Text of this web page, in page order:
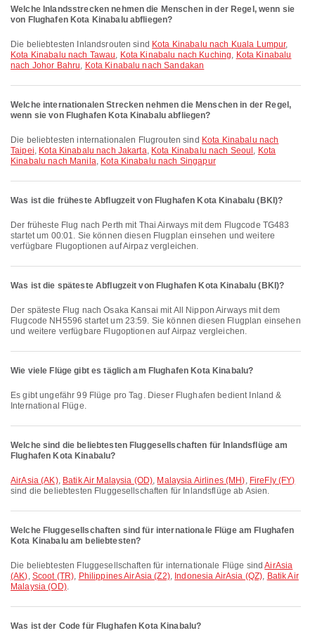
Welche Inlandsstrecken nehmen die Menschen in der Regel, wenn sie
von Flughafen Kota Kinabalu abfliegen?
Die beliebtesten Inlandsrouten sind Kota Kinabalu nach Kuala Lumpur,
Kota Kinabalu nach Tawau, Kota Kinabalu nach Kuching, Kota Kinabalu
nach Johor Bahru, Kota Kinabalu nach Sandakan
Welche internationalen Strecken nehmen die Menschen in der Regel,
wenn sie von Flughafen Kota Kinabalu abfliegen?
Die beliebtesten internationalen Flugrouten sind Kota Kinabalu nach
Taipei, Kota Kinabalu nach Jakarta, Kota Kinabalu nach Seoul , Kota
Kinabalu nach Manila, Kota Kinabalu nach Singapur
Was ist die früheste Abflugzeit von Flughafen Kota Kinabalu (BKI)?
Der früheste Flug nach Perth mit Thai Airways mit dem Flugcode TG483
startet um 00:01. Sie können diesen Flugplan einsehen und weitere
verfügbare Flugoptionen auf Airpaz vergleichen.
Was ist die späteste Abflugzeit von Flughafen Kota Kinabalu (BKI)?
Der späteste Flug nach Osaka Kansai mit All Nippon Airways mit dem
Flugcode NH5596 startet um 23:59. Sie können diesen Flugplan einsehen
und weitere verfügbare Flugoptionen auf Airpaz vergleichen.
Wie viele Flüge gibt es täglich am Flughafen Kota Kinabalu?
Es gibt ungefähr 99 Flüge pro Tag. Dieser Flughafen bedient Inland &
International Flüge.
Welche sind die beliebtesten Fluggesellschaften für Inlandsflüge am
Flughafen Kota Kinabalu?
AirAsia (AK), Batik Air Malaysia (OD), Malaysia Airlines (MH), FireFly (FY)
sind die beliebtesten Fluggesellschaften für Inlandsflüge ab Asien.
Welche Fluggesellschaften sind für internationale Flüge am Flughafen
Kota Kinabalu am beliebtesten?
Die beliebtesten Fluggesellschaften für internationale Flüge sindAirAsia
(AK), Scoot (TR), Philippines AirAsia (Z2), Indonesia AirAsia (QZ), Batik Air
Malaysia (OD).
Was ist der Code für Flughafen Kota Kinabalu?